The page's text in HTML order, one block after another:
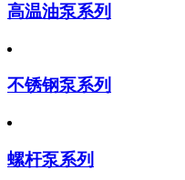
高温油泵系列
不锈钢泵系列
螺杆泵系列